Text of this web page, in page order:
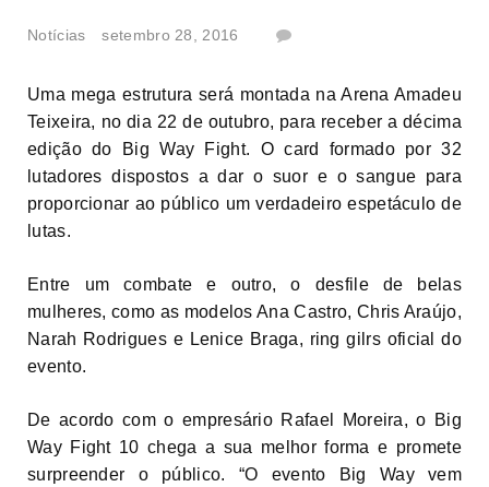
Notícias setembro 28, 2016
Uma mega estrutura será montada na Arena Amadeu
Teixeira, no dia 22 de outubro, para receber a décima
edição do Big Way Fight. O card formado por 32
lutadores dispostos a dar o suor e o sangue para
proporcionar ao público um verdadeiro espetáculo de
lutas.
Entre um combate e outro, o desfile de belas
mulheres, como as modelos Ana Castro, Chris Araújo,
Narah Rodrigues e Lenice Braga, ring gilrs oficial do
evento.
De acordo com o empresário Rafael Moreira, o Big
Way Fight 10 chega a sua melhor forma e promete
surpreender o público. “O evento Big Way vem